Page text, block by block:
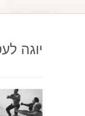
יוגה